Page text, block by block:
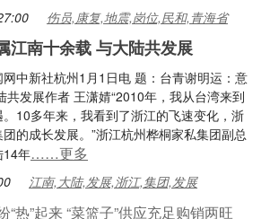
伤员,康复,地震,岗位,民和,青海省
江南十余载 与大陆共发展
中新社杭州1月1日电 题：台青谢明运：意
共发展作者 王潇婧“2010年，我从台湾来到
10多年来，我看到了浙江的飞速变化，浙
的成长发展。”浙江杭州桦桐家私集团副总
14年……更多
江南,大陆,发展,浙江,集团,发展